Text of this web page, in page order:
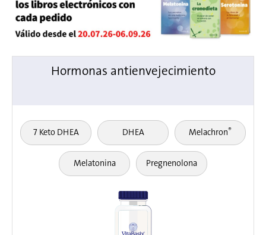
Hormonas antienvejecimiento
7 Keto DHEA DHEA Melachron®
Melatonina Pregnenolona